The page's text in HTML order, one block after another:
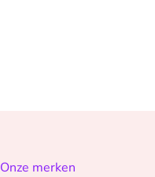
Onze merken